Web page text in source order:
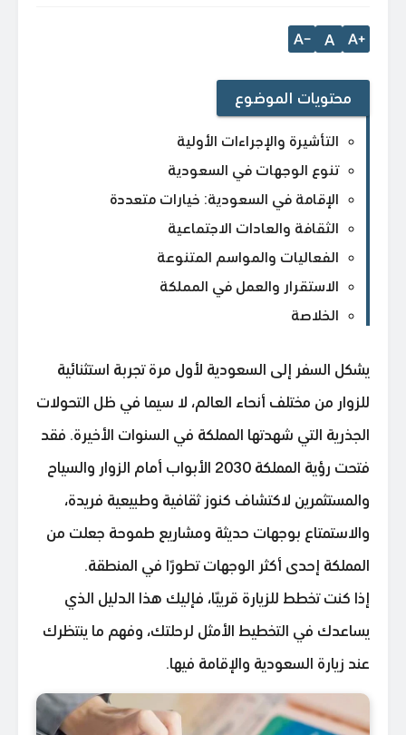
A
محتويات الموضوع
التأشيرة والإجراءات الأولية
تنوع الوجهات في السعودية
الإقامة في السعودية: خيارات متعددة
الثقافة والعادات الاجتماعية
الفعاليات والمواسم المتنوعة
الاستقرار والعمل في المملكة
الخلاصة
يشكل السفر إلى السعودية لأول مرة تجربة استثنائية
للزوار من مختلف أنحاء العالم، لا سيما في ظل التحولات
الجذرية التي شهدتها المملكة في السنوات الأخيرة. فقد
فتحت رؤية المملكة 2030 الأبواب أمام الزوار والسياح
والمستثمرين لاكتشاف كنوز ثقافية وطبيعية فريدة،
والاستمتاع بوجهات حديثة ومشاريع طموحة جعلت من
المملكة إحدى أكثر الوجهات تطورًا في المنطقة.
إذا كنت تخطط للزيارة قريبًا، فإليك هذا الدليل الذي
يساعدك في التخطيط الأمثل لرحلتك، وفهم ما ينتظرك
عند زيارة السعودية والإقامة فيها.